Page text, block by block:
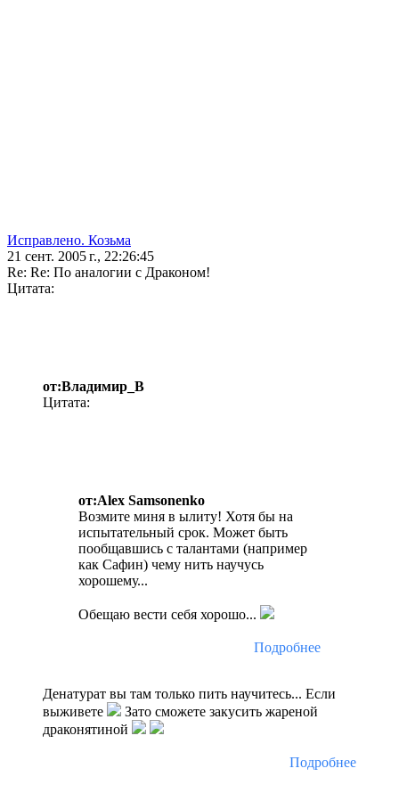
Исправлено. Козьма
21 сент. 2005 г., 22:26:45
Re: Re: По аналогии с Драконом!
Цитата:
от:Владимир_В
Цитата:
от:Alex Samsonenko
Возмите миня в ылиту! Хотя бы на
испытательный срок. Может быть
пообщавшись с талантами (например
как Сафин) чему нить научусь
хорошему...
Обещаю вести себя хорошо...
Подробнее
Денатурат вы там только пить научитесь... Если
выживете
Зато сможете закусить жареной
драконятиной
Подробнее